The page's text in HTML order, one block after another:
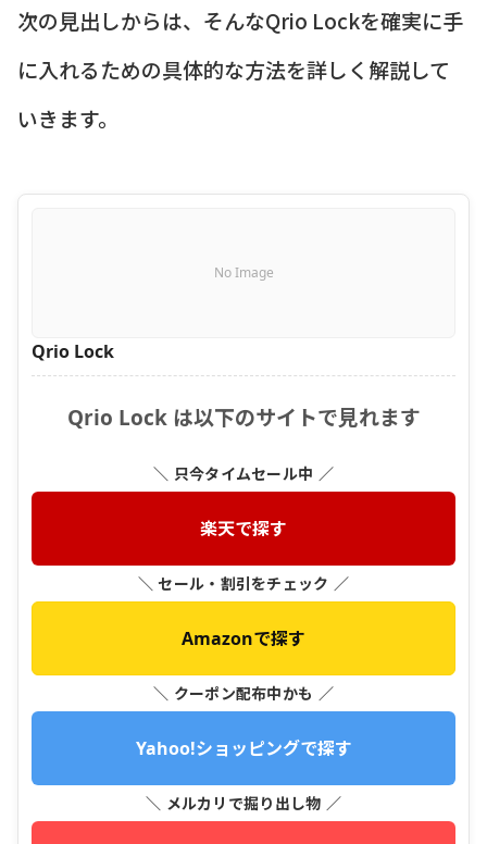
次の見出しからは、そんなQrio Lockを確実に手
に入れるための具体的な方法を詳しく解説して
いきます。
No Image
Qrio Lock
Qrio Lock は以下のサイトで見れます
＼ 只今タイムセール中 ／
楽天で探す
＼ セール・割引をチェック ／
Amazonで探す
＼ クーポン配布中かも ／
Yahoo!ショッピングで探す
＼ メルカリで掘り出し物 ／